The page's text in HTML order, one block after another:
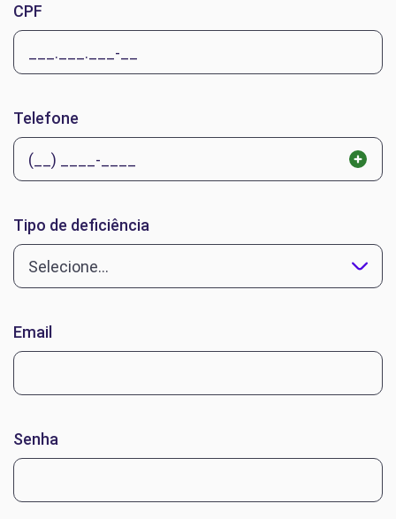
CPF
Telefone
Tipo de deficiência
Selecione...
Email
Senha